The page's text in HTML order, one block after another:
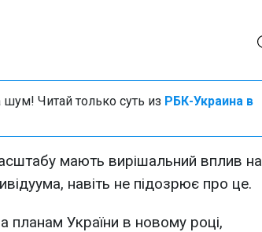
Читай только суть из РБК-Украина в
мають вирішальний вплив на
навіть не підозрює про це.
планам України в новому році,